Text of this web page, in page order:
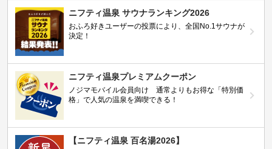
ニフティ温泉 サウナランキング2026
おふろ好きユーザーの投票により、全国No.1サウナが
決定！
ニフティ温泉プレミアムクーポン
ノジマモバイル会員向け 通常よりもお得な「特別価
格」で人気の温泉を満喫できる！
【ニフティ温泉 百名湯2026】